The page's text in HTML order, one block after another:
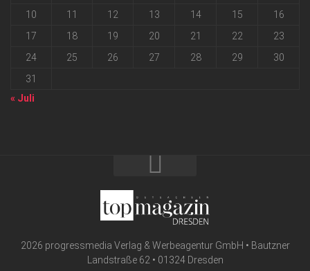
10
11 12 13 14 15
16
17
18 19 20 21 22
23
24
25 26 27 28 29
30
31
« Juli
2026 progressmedia Verlag & Werbeagentur GmbH • Bautzner
Landstraße 62 • 01324 Dresden